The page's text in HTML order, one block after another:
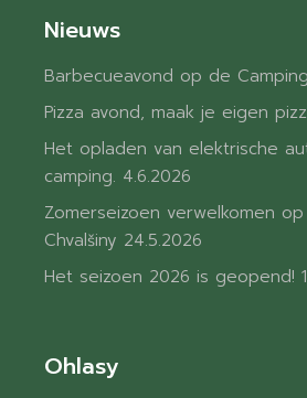
Nieuws
Barbecueavond op de Camping
Pizza avond, maak je eigen
Het opladen van elektrische
camping. 4.6.2026
Zomerseizoen verwelkomen
Chvalšiny 24.5.2026
Het seizoen 2026 is geopend!
Ohlasy